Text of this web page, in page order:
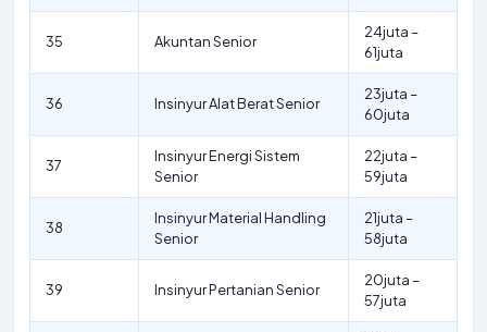
35 Akuntan Senior
24juta –
61juta
36 Insinyur Alat Berat Senior
23juta –
60juta
37
Insinyur Energi Sistem
Senior
22juta –
59juta
38
Insinyur Material Handling
Senior
21juta –
58juta
39 Insinyur Pertanian Senior
20juta –
57juta